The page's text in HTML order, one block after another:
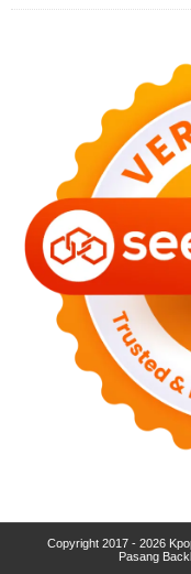
Copyright 2017 - 2026
Pasang